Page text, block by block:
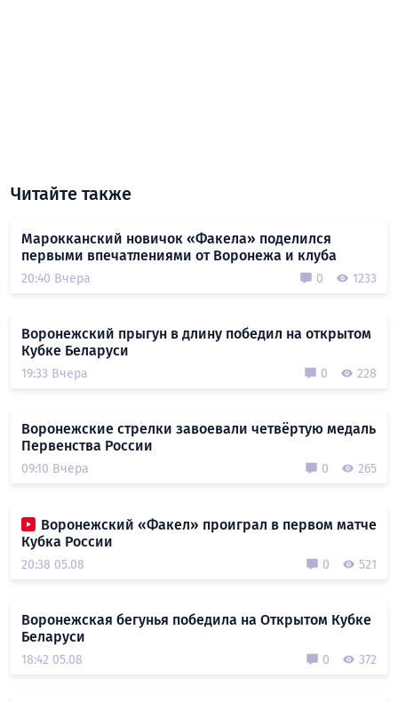
Читайте также
Марокканский новичок «Факела» поделился
первыми впечатлениями от Воронежа и клуба
20:40 Вчера 0 1233
Воронежский прыгун в длину победил на открытом
Кубке Беларуси
19:33 Вчера 0 228
Воронежские стрелки завоевали четвёртую медаль
Первенства России
09:10 Вчера 0 265
Воронежский «Факел» проиграл в первом матче
Кубка России
20:38 05.08 0 521
Воронежская бегунья победила на Открытом Кубке
Беларуси
18:42 05.08 0 372